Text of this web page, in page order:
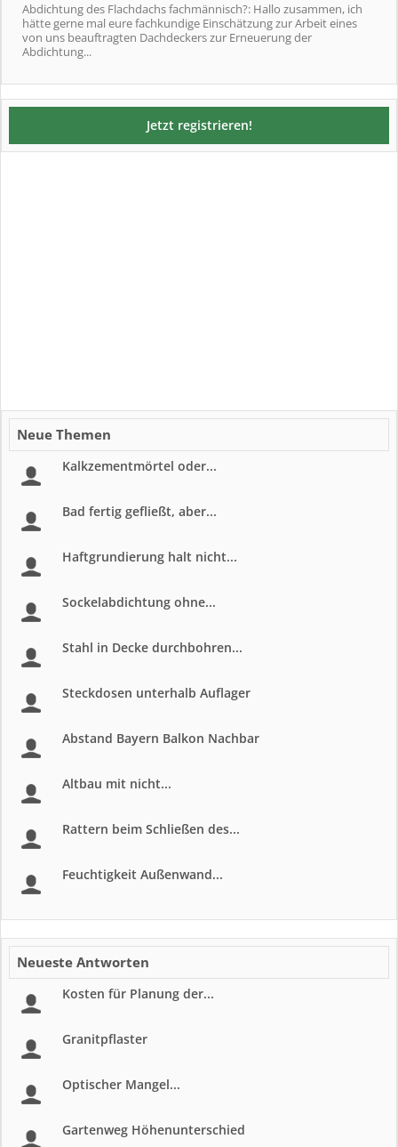
Abdichtung des Flachdachs fachmännisch?: Hallo zusammen, ich
hätte gerne mal eure fachkundige Einschätzung zur Arbeit eines
von uns beauftragten Dachdeckers zur Erneuerung der
Abdichtung...
Jetzt registrieren!
Neue Themen
Kalkzementmörtel oder...
Bad fertig gefließt, aber...
Haftgrundierung halt nicht...
Sockelabdichtung ohne...
Stahl in Decke durchbohren...
Steckdosen unterhalb Auflager
Abstand Bayern Balkon Nachbar
Altbau mit nicht...
Rattern beim Schließen des...
Feuchtigkeit Außenwand...
Neueste Antworten
Kosten für Planung der...
Granitpflaster
Optischer Mangel...
Gartenweg Höhenunterschied